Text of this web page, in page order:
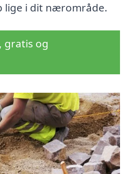
lige i dit nærområde.
gratis og